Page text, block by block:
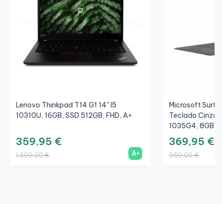
Lenovo Thinkpad T14 G1 14" I5
10310U, 16GB, SSD 512GB, FHD, A+
359,95 €
1 399,00 € A+
Microsoft
Teclado Cinza/
1035G4, 8GB,
369,95 €
959,00 €